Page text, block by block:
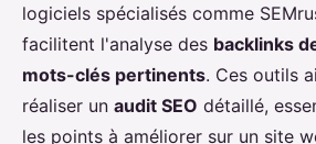
logiciels spécialisés comme
facilitent l'analyse des backlinks
mots-clés pertinents. Ces outils
réaliser un audit SEO détaillé,
les points à améliorer sur un site